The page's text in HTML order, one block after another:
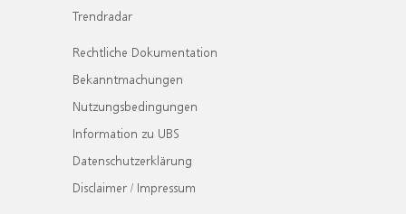
Trendradar
Rechtliche Dokumentation
Bekanntmachungen
Nutzungsbedingungen
Information zu UBS
Datenschutzerklärung
Disclaimer / Impressum